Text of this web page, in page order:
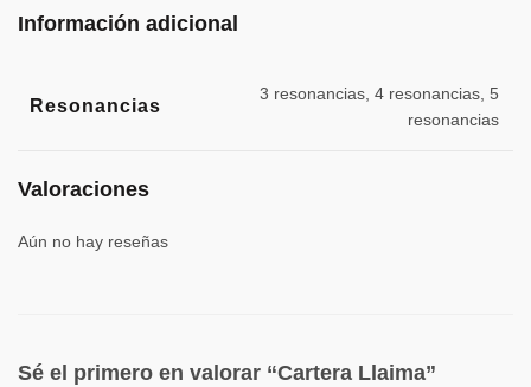
Información adicional
Resonancias
3 resonancias, 4 resonancias, 5
resonancias
Valoraciones
Aún no hay reseñas
Sé el primero en valorar “Cartera Llaima”